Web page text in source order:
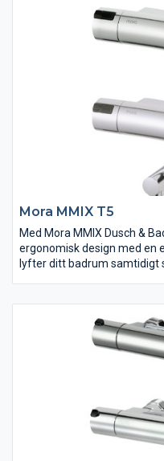
Mora MMIX T5
Med Mora MMIX Dusch &
ergonomisk design med en
lyfter ditt badrum samtidigt